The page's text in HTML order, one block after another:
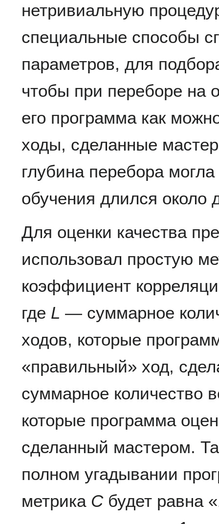
нетривиальную
специальные способы
параметров, для
чтобы при переборе на
его программа как
ходы, сделанные
глубина перебора
обучения длился около
Для оценки качества
использовал простую
коэффициент
где L — суммарное
ходов, которые
«правильный» ход,
суммарное количество
которые программа
сделанный мастером.
полном угадывании
метрика Cбудет равна